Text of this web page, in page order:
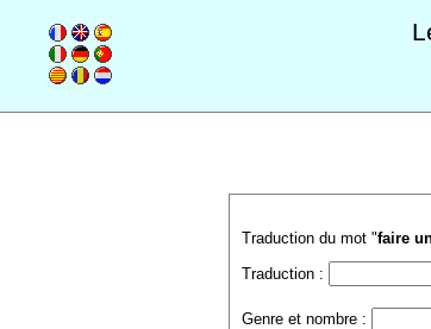
Traduction du mot "faire
Traduction :
Genre et nombre :